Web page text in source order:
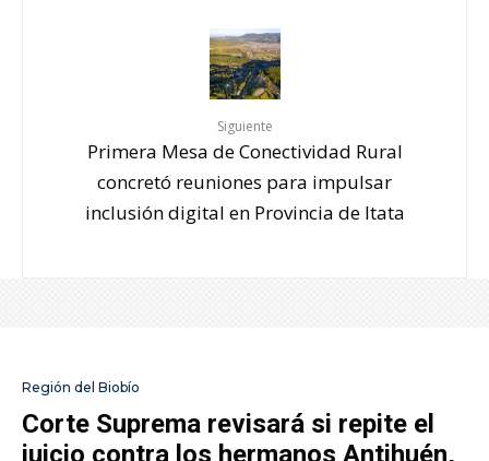
Siguiente
Primera Mesa de Conectividad Rural
concretó reuniones para impulsar
inclusión digital en Provincia de Itata
Región del Biobío
Corte Suprema revisará si repite el
juicio contra los hermanos Antihuén,